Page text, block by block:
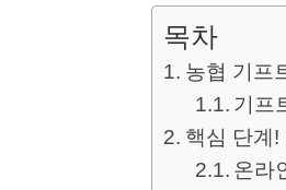
목차
농협 기프
기프
핵심 단계
온라